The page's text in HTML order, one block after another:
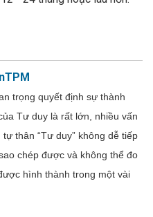
trọng quyết định sự thành
Tư duy là rất lớn, nhiều vấn
thân “Tư duy” không dễ tiếp
chép được và không thể đo
hình thành trong một vài